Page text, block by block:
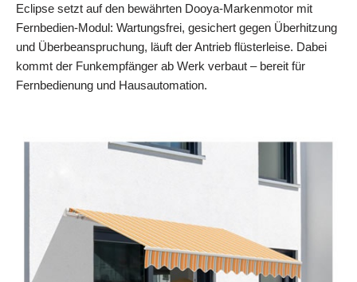
Eclipse setzt auf den bewährten Dooya-Markenmotor mit
Fernbedien-Modul: Wartungsfrei, gesichert gegen Überhitzung
und Überbeanspruchung, läuft der Antrieb flüsterleise. Dabei
kommt der Funkempfänger ab Werk verbaut – bereit für
Fernbedienung und Hausautomation.